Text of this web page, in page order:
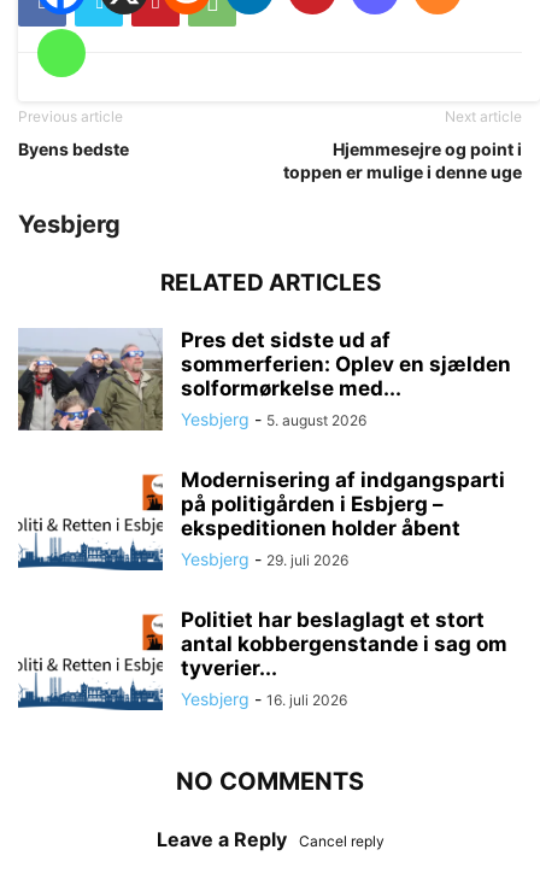
Previous article
Byens bedste
Next article
Hjemmesejre og point i
toppen er mulige i denne uge
Yesbjerg
RELATED ARTICLES
Pres det sidste ud af
sommerferien: Oplev en sjælden
solformørkelse med...
Yesbjerg - 5. august 2026
Modernisering af indgangsparti
på politigården i Esbjerg –
ekspeditionen holder åbent
Yesbjerg - 29. juli 2026
Politiet har beslaglagt et stort
antal kobbergenstande i sag om
tyverier...
Yesbjerg - 16. juli 2026
NO COMMENTS
Leave a Reply Cancel reply